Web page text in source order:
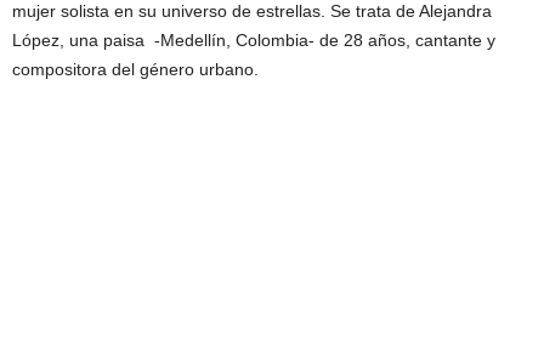
mujer solista en su universo de estrellas. Se trata de Alejandra
López, una paisa -Medellín, Colombia- de 28 años, cantante y
compositora del género urbano.